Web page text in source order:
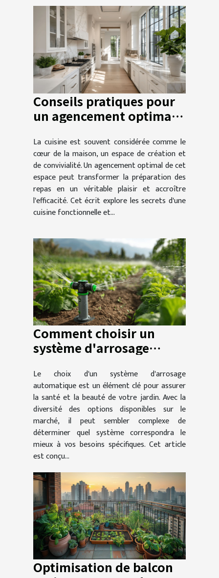
Conseils pratiques pour
un agencement optimal
La cuisine est souvent considérée comme le
cœur de la maison, un espace de création et
de convivialité. Un agencement optimal de cet
espace peut transformer la préparation des
repas en un véritable plaisir et accroître
l'efficacité. Cet écrit explore les secrets d'une
cuisine fonctionnelle et...
Comment choisir un
système d'arrosage
jardin
Le choix d'un système d'arrosage
automatique est un élément clé pour assurer
la santé et la beauté de votre jardin. Avec la
diversité des options disponibles sur le
marché, il peut sembler complexe de
déterminer quel système correspondra le
mieux à vos besoins spécifiques. Cet article
est conçu...
Optimisation de balcon